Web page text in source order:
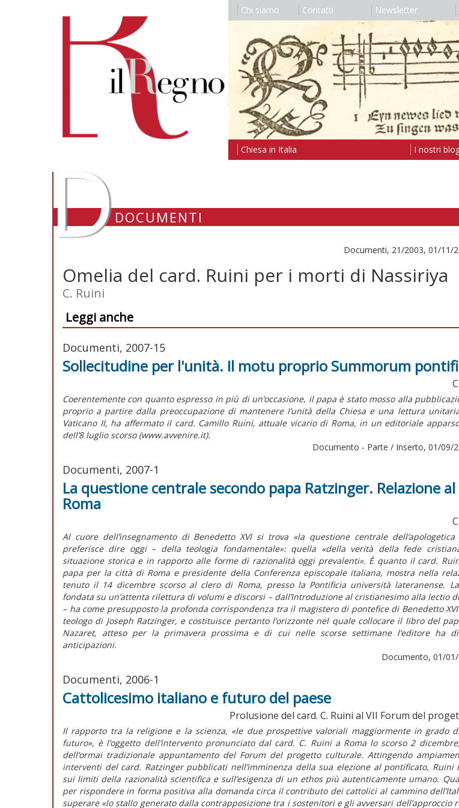
Chi siamo Contatti Newsletter
Chiesa in Italia I nostri
DDOCUMENTI
Documenti, 21/2003, 01/11/
Omelia del card. Ruini per i morti di Nassiriya
C. Ruini
Leggi anche
Documenti, 2007-15
Sollecitudine per l'unità. Il motu proprio Summorum
Coerentemente con quanto espresso in più di un’occasione, il papa è stato mosso alla
proprio a partire dalla preoccupazione di mantenere l’unità della Chiesa e una lettura
Vaticano II, ha affermato il card. Camillo Ruini, attuale vicario di Roma, in un editoriale
dell’8 luglio scorso (www.avvenire.it).
Documento - Parte / Inserto, 01/09/
Documenti, 2007-1
La questione centrale secondo papa Ratzinger. Relazione
Roma
Al cuore dell’insegnamento di Benedetto XVI si trova «la questione centrale
preferisce dire oggi – della teologia fondamentale»: quella «della verità della fede
situazione storica e in rapporto alle forme di razionalità oggi prevalenti». È quanto il card.
papa per la città di Roma e presidente della Conferenza episcopale italiana, mostra nella
tenuto il 14 dicembre scorso al clero di Roma, presso la Pontificia università lateranense.
fondata su un’attenta rilettura di volumi e discorsi – dall’Introduzione al cristianesimo alla lectio
– ha come presupposto la profonda corrispondenza tra il magistero di pontefice di Benedetto
teologo di Joseph Ratzinger, e costituisce pertanto l’orizzonte nel quale collocare il libro del
Nazaret, atteso per la primavera prossima e di cui nelle scorse settimane l’editore ha
anticipazioni.
Documento, 01/
Documenti, 2006-1
Cattolicesimo italiano e futuro del paese
Prolusione del card. C. Ruini al VII Forum del
Il rapporto tra la religione e la scienza, «le due prospettive valoriali maggiormente in grado
futuro», è l’oggetto dell’intervento pronunciato dal card. C. Ruini a Roma lo scorso 2
dell’ormai tradizionale appuntamento del Forum del progetto culturale. Attingendo
interventi del card. Ratzinger pubblicati nell’imminenza della sua elezione al pontificato,
sui limiti della razionalità scientifica e sull’esigenza di un ethos più autenticamente umano.
per rispondere in forma positiva alla domanda circa il contributo dei cattolici al cammino
superare «lo stallo generato dalla contrapposizione tra i sostenitori e gli avversari dell’approccio